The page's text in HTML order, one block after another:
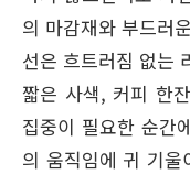
의 마감재와 부드러
선은 흐트러짐 없는
짧은 사색, 커피 한
집중이 필요한 순간
의 움직임에 귀 기